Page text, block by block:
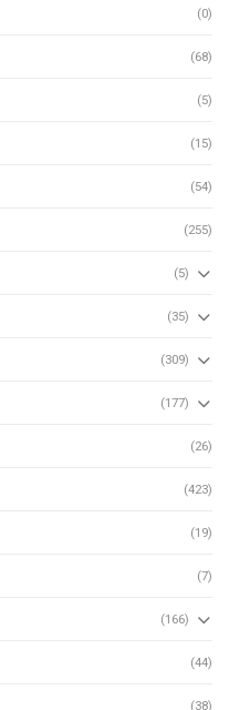
(0)
(68)
(5)
(15)
(54)
(255)
(5)
(35)
(309)
(177)
(26)
(423)
(19)
(7)
(166)
(44)
(38)